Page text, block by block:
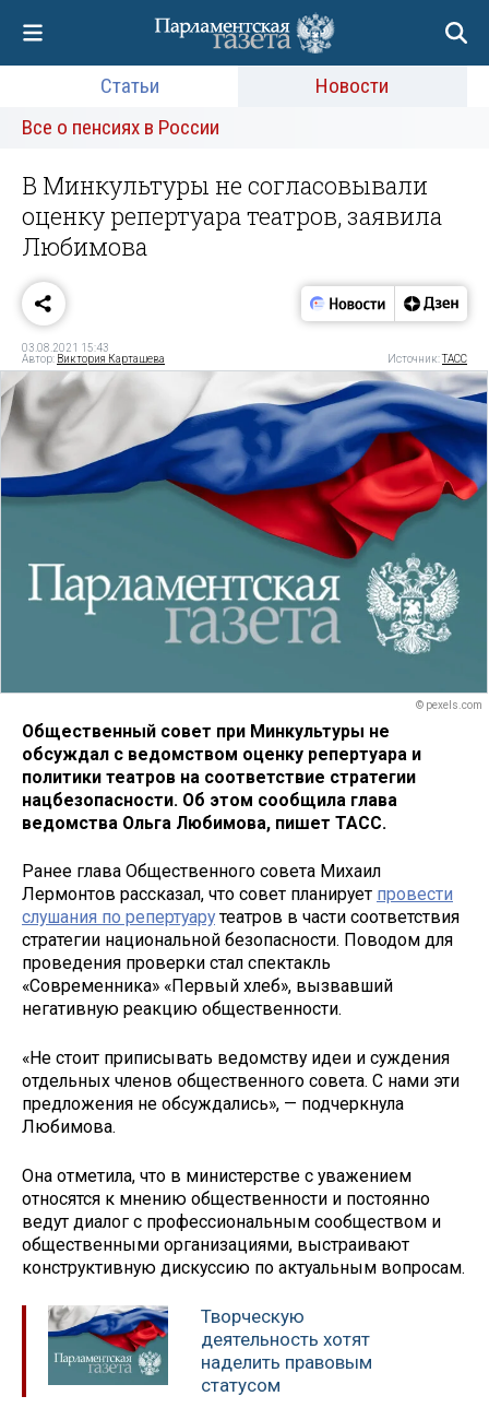
Статьи
Новости
Все о пенсиях в России
В Минкультуры не согласовывали
оценку репертуара театров, заявила
Любимова
03.08.2021 15:43
Автор: Виктория Карташева Источник:ТАСС
© pexels.com
Общественный совет при Минкультуры не
обсуждал с ведомством оценку репертуара и
политики театров на соответствие стратегии
нацбезопасности. Об этом сообщила глава
ведомства Ольга Любимова, пишет ТАСС.
Ранее глава Общественного совета Михаил
Лермонтов рассказал, что совет планирует провести
слушания по репертуару театров в части соответствия
стратегии национальной безопасности. Поводом для
проведения проверки стал спектакль
«Современника» «Первый хлеб», вызвавший
негативную реакцию общественности.
«Не стоит приписывать ведомству идеи и суждения
отдельных членов общественного совета. С нами эти
предложения не обсуждались», — подчеркнула
Любимова.
Она отметила, что в министерстве с уважением
относятся к мнению общественности и постоянно
ведут диалог с профессиональным сообществом и
общественными организациями, выстраивают
конструктивную дискуссию по актуальным вопросам.
Творческую
деятельность хотят
наделить правовым
статусом